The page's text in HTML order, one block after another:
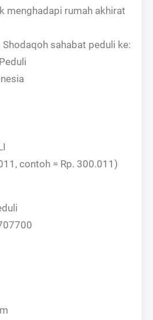
menghadapi rumah akhirat
sahabat peduli ke:
contoh = Rp. 300.011)